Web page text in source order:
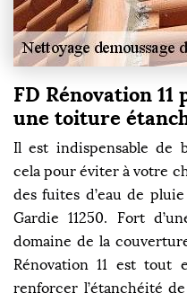
FD Rénovation
une toiture
Il est indispensable de
cela pour éviter à votre
des fuites d’eau de
Gardie 11250. Fort
domaine de la
Rénovation 11 est tout
renforcer l’étanchéité